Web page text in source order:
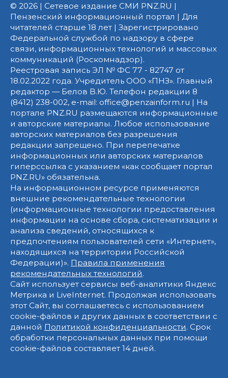
© 2026 | Сетевое издание СМИ PNZ.RU |
Пензенский информационный портал | Для
читателей старше 18 лет | Зарегистрировано
Федеральной службой по надзору в сфере
связи, информационных технологий и массовых
коммуникаций (Роскомнадзор).
Реестровая запись ЭЛ № ФС 77 - 82747 от
18.02.2022 года. Учредитель ООО «ПНЗ». Главный
редактор — Белов В.Ю. Телефон редакции 8
(8412) 238-002, e-mail: office@penzainform.ru | На
портале PNZ.RU размещаются информационные
и авторские материалы. Любое использование
авторских материалов без разрешения
редакции запрещено. При перепечатке
информационных или авторских материалов
гиперссылка с указанием «как сообщает портал
PNZ.RU» обязательна.
На информационном ресурсе применяются
внешние рекомендательные технологии
(информационные технологии предоставления
информации на основе сбора, систематизации и
анализа сведений, относящихся к
предпочтениям пользователей сети «Интернет»,
находящихся на территории Российской
Федерации)». Правила применения
рекомендательных технологий.
Сайт использует сервисы веб-аналитики Яндекс
Метрика и LiveInternet. Продолжая использовать
этот Сайт, вы соглашаетесь с использованием
cookie-файлов и других данных в соответствии с
данной Политикой конфиденциальности. Срок
обработки персональных данных при помощи
cookie-файлов составляет 14 дней.